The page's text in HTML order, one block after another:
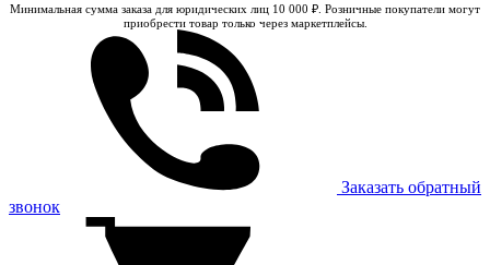
Минимальная сумма заказа для юридических лиц 10 000 ₽. Розничные покупатели могут
приобрести товар только через маркетплейсы.
Заказать обратный
звонок